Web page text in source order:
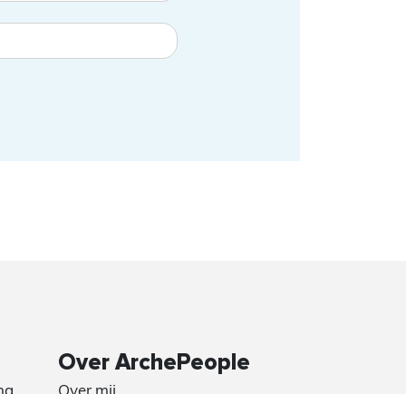
Over ArchePeople
Over mij